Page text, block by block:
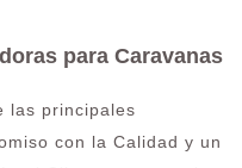
para Caravanas
las principales
con la Calidad y un